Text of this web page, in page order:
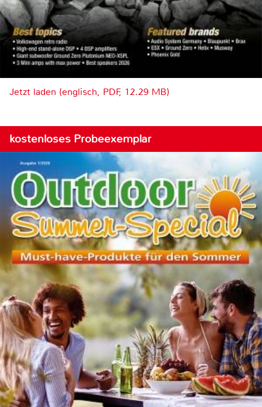
Jetzt laden (englisch, PDF, 12.29 MB)
kostenloses Probeexemplar